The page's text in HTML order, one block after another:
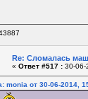
Re: Сломалась
« Ответ #517 :30-06-
monia от 30-06-2014,